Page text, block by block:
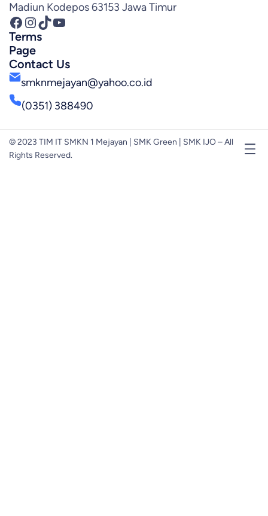
Madiun Kodepos 63153 Jawa Timur
Facebook InstagramTikTok YouTube
Terms
Page
Contact Us
smknmejayan@yahoo.co.id
(0351) 388490
© 2023 TIM IT SMKN 1 Mejayan | SMK Green | SMK IJO – All
Rights Reserved.